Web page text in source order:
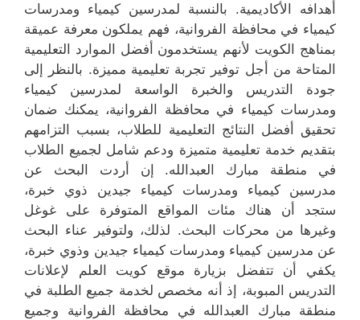
أهدافه الأكاديمية. بالنسبة لمدرسين كيمياء ومدرسات
كيمياء في محافظة الفروانية، فهم يملكون معرفة عميقة
بمناهج الكويت لأنهم يستخدمون أفضل الموارد التعليمية
المتاحة من أجل توفير تجربة تعليمية مميزة. بالنظر إلى
جودة التدريس والخبرة الواسعة لمدرسين كيمياء
ومدرسات كيمياء في محافظة الفروانية، يمكنك ضمان
تحقيق أفضل النتائج التعليمية للطلاب، بسبب التزامهم
بتقديم خدمة تعليمية متميزة ودعم شامل لجميع الطلاب
في منطقة مبارك العبدالله. إن أردت البحث عن
مدرسين كيمياء ومدرسات كيمياء جيدين ذوي خبرة،
ستجد أن هناك مئات المواقع المتوفرة على غوغل
وغيرها من محركات البحث. لذلك، ولتوفير عناء البحث
عن مدرسين كيمياء ومدرسات كيمياء جيدين وذوي خبرة،
يكفي أن تتفضل بزيارة موقع كويت العلم لإعلانات
التدريس المبوبة، إذ أنه مخصص لخدمة جميع الطلبة في
منطقة مبارك العبدالله في محافظة الفروانية وجميع